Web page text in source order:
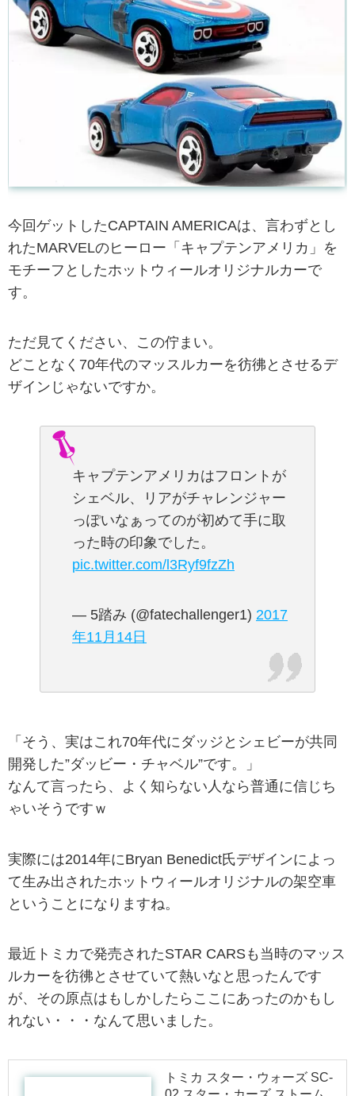
今回ゲットしたCAPTAIN AMERICAは、言わずとし
れたMARVELのヒーロー「キャプテンアメリカ」を
モチーフとしたホットウィールオリジナルカーで
す。
ただ見てください、この佇まい。
どことなく70年代のマッスルカーを彷彿とさせるデ
ザインじゃないですか。
キャプテンアメリカはフロントが
シェベル、リアがチャレンジャー
っぽいなぁってのが初めて手に取
った時の印象でした。
pic.twitter.com/l3Ryf9fzZh
— 5踏み (@fatechallenger1) 2017
年11月14日
「そう、実はこれ70年代にダッジとシェビーが共同
開発した”ダッビー・チャベル”です。」
なんて言ったら、よく知らない人なら普通に信じち
ゃいそうですｗ
実際には2014年にBryan Benedict氏デザインによっ
て生み出されたホットウィールオリジナルの架空車
ということになりますね。
最近トミカで発売されたSTAR CARSも当時のマッス
ルカーを彷彿とさせていて熱いなと思ったんです
が、その原点はもしかしたらここにあったのかもし
れない・・・なんて思いました。
トミカ スター・ウォーズ SC-